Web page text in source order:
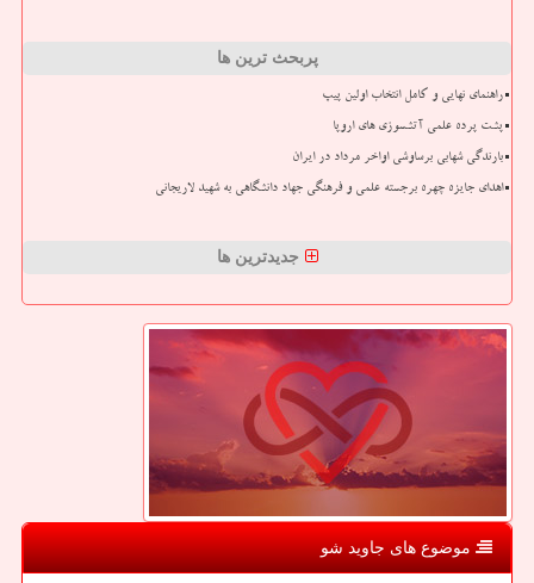
پربحث ترین ها
راهنمای نهایی و کامل انتخاب اولین پیپ
پشت پرده علمی آتشسوزی های اروپا
بارندگی شهابی برساوشی اواخر مرداد در ایران
اهدای جایزه چهره برجسته علمی و فرهنگی جهاد دانشگاهی به شهید لاریجانی
جدیدترین ها
موضوع های جاوید شو